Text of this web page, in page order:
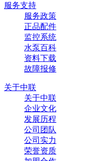
服务支持
服务政策
正品配件
监控系统
水泵百科
资料下载
故障报修
关于中联
关于中联
企业文化
发展历程
公司团队
公司实力
荣誉资质